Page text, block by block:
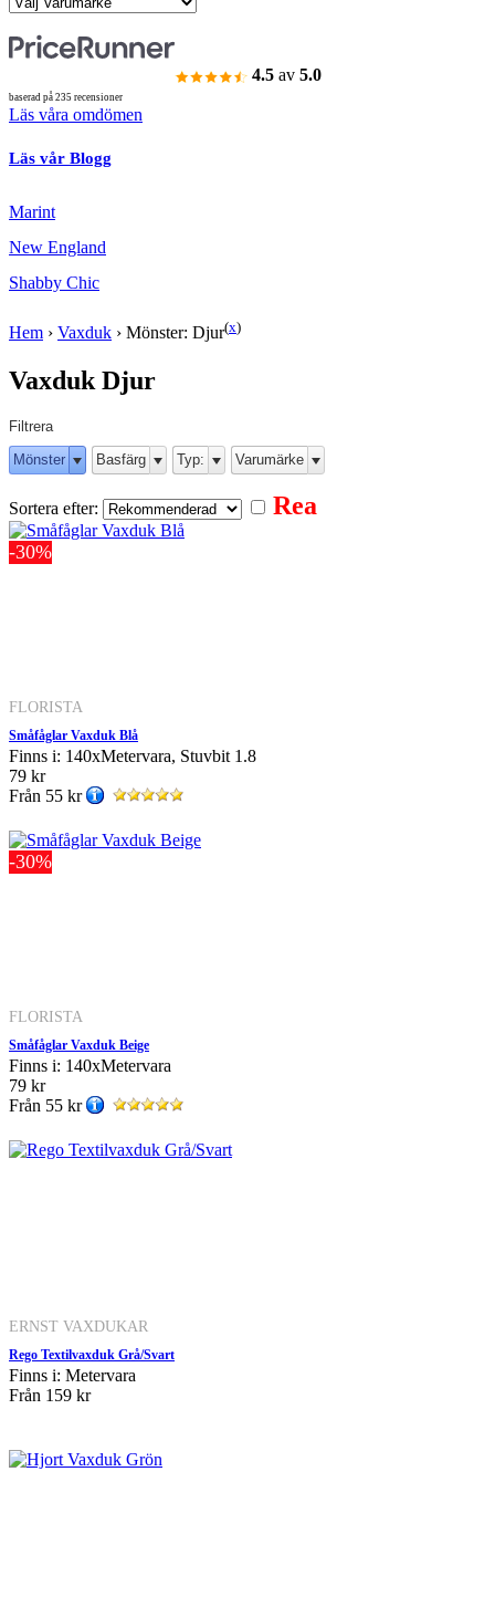
4.5 av 5.0
baserad på 235 recensioner
Läs våra omdömen
Läs vår Blogg
Marint
New England
Shabby Chic
Hem › Vaxduk › Mönster: Djur(x)
Vaxduk Djur
Filtrera
Mönster
Basfärg Typ: Varumärke
Sortera efter: Rea
-30%
FLORISTA
Småfåglar Vaxduk Blå
Finns i: 140xMetervara, Stuvbit 1.8
79 kr
Från 55 kr
-30%
FLORISTA
Småfåglar Vaxduk Beige
Finns i: 140xMetervara
79 kr
Från 55 kr
ERNST VAXDUKAR
Rego Textilvaxduk Grå/Svart
Finns i: Metervara
Från 159 kr